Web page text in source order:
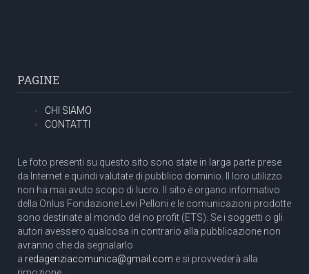
PAGINE
CHI SIAMO
CONTATTI
Le foto presenti su questo sito sono state in larga parte prese
da Internet e quindi valutate di pubblico dominio. Il loro utilizzo
non ha mai avuto scopo di lucro. Il sito è organo informativo
della Onlus Fondazione Levi Pelloni e le comunicazioni prodotte
sono destinate al mondo del no profit (ETS). Se i soggetti o gli
autori avessero qualcosa in contrario alla pubblicazione non
avranno che da segnalarlo
a redagenziacomunica@gmail.com e si provvederà alla